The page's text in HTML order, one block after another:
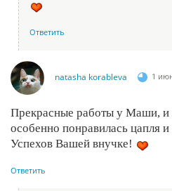
Ответить
natasha korableva 1
Прекрасные работы у Маши, и
особенно понравилась цапля
Успехов Вашей внучке!
Ответить